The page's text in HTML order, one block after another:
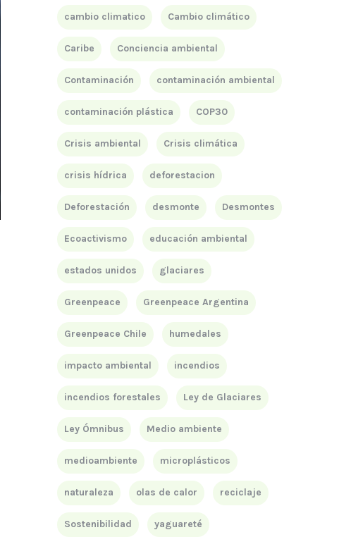
cambio climatico Cambio climático
Caribe Conciencia ambiental
Contaminación contaminación ambiental
contaminación plástica COP30
Crisis ambiental Crisis climática
crisis hídrica deforestacion
Deforestación desmonte Desmontes
Ecoactivismo educación ambiental
estados unidos glaciares
Greenpeace Greenpeace Argentina
Greenpeace Chile humedales
impacto ambiental incendios
incendios forestales Ley de Glaciares
Ley Ómnibus Medio ambiente
medioambiente microplásticos
naturaleza olas de calor reciclaje
Sostenibilidad yaguareté